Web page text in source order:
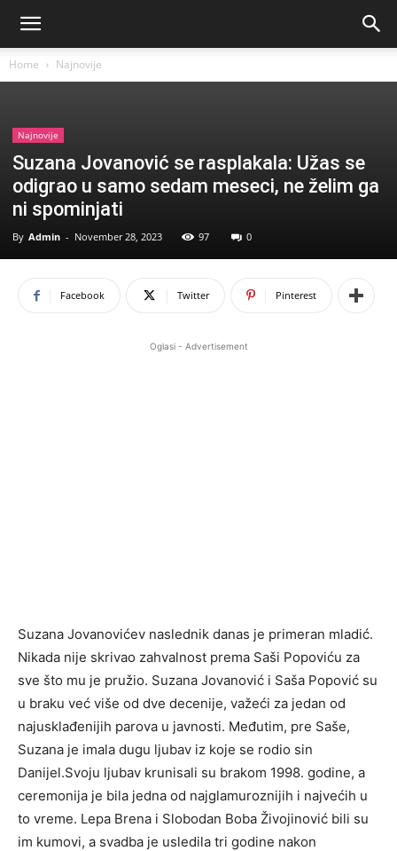
Home Najnovije
Najnovije
Suzana Jovanović se rasplakala: Užas se
odigrao u samo sedam meseci, ne želim ga
ni spominjati
By Admin - November 28, 2023 97 0
Facebook Twitter Pinterest
Oglasi - Advertisement
Suzana Jovanovićev naslednik danas je primeran mladić.
Nikada nije skrivao zahvalnost prema Saši Popoviću za
sve što mu je pružio. Suzana Jovanović i Saša Popović su
u braku već više od dve decenije, važeći za jedan od
najusklađenijih parova u javnosti. Međutim, pre Saše,
Suzana je imala dugu ljubav iz koje se rodio sin
Danijel.Svoju ljubav krunisali su brakom 1998. godine, a
ceremonija je bila jedna od najglamuroznijih i najvećih u
to vreme. Lepa Brena i Slobodan Boba Živojinović bili su
im kumovi, a svadba je usledila tri godine nakon